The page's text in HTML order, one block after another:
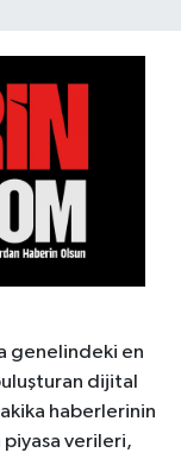
genelindeki en
dijital
haberlerinin
piyasa verileri,